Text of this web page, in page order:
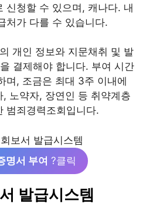
신청할 수 있으며, 캐나다. 내
처가 다를 수 있습니다.
개인 정보와 지문채취 및 발
결제해야 합니다. 부여 시간
며, 조금은 최대 3주 이내에
노약자, 장연인 등 취약계층
범죄경력조회입니다.
보서 발급시스템
명서 부여 ?클릭
발급시스템